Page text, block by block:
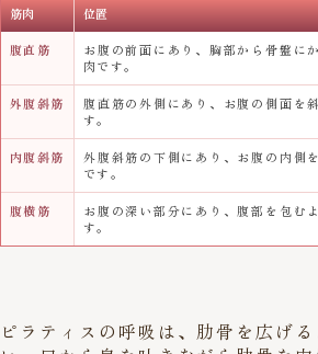
筋肉 位置
腹直筋
お腹の前面にあり、胸部から骨盤に
肉です。
外腹斜筋
腹直筋の外側にあり、お腹の側面を
す。
内腹斜筋
外腹斜筋の下側にあり、お腹の内側
です。
腹横筋
お腹の深い部分にあり、腹部を包む
す。
ピラティスの呼吸は、肋骨を広げ